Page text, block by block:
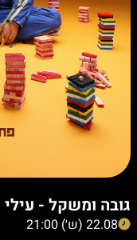
גובה ומשקל -
22.08 (ש׳) 21:00